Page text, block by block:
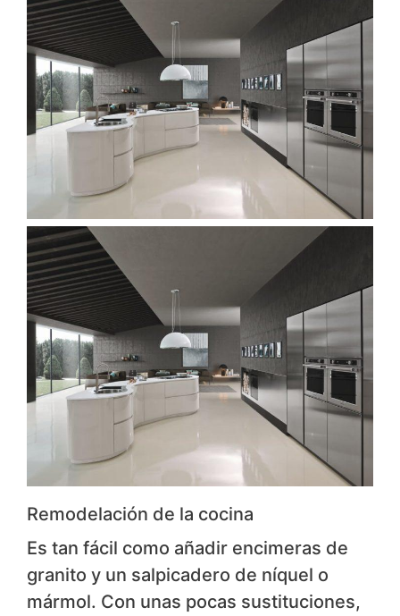
Remodelación de la cocina
Es tan fácil como añadir encimeras de
granito y un salpicadero de níquel o
mármol. Con unas pocas sustituciones,